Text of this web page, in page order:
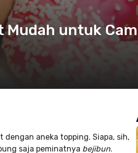
Mudah untuk
dengan aneka topping. Siapa, sih,
saja peminatnya bejibun.